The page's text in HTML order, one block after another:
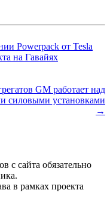
Powerpack от Tesla
на Гавайях
GM работает над
силовыми установками
→
с сайта обязательно
в рамках проекта